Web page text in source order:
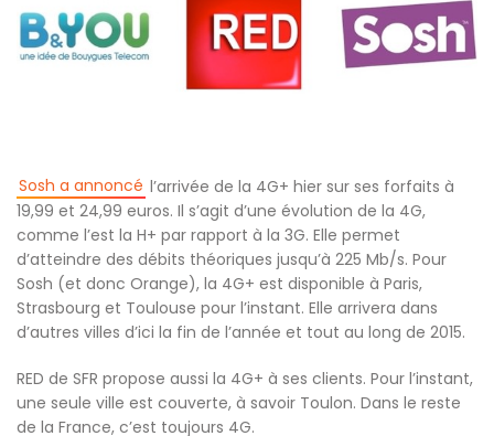
Sosh a annoncé l’arrivée de la 4G+ hier sur ses forfaits à
19,99 et 24,99 euros. Il s’agit d’une évolution de la 4G,
comme l’est la H+ par rapport à la 3G. Elle permet
d’atteindre des débits théoriques jusqu’à 225 Mb/s. Pour
Sosh (et donc Orange), la 4G+ est disponible à Paris,
Strasbourg et Toulouse pour l’instant. Elle arrivera dans
d’autres villes d’ici la fin de l’année et tout au long de 2015.
RED de SFR propose aussi la 4G+ à ses clients. Pour l’instant,
une seule ville est couverte, à savoir Toulon. Dans le reste
de la France, c’est toujours 4G.